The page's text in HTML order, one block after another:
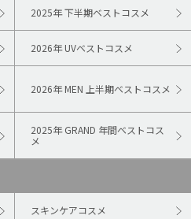
2025年 下半期ベストコスメ
2026年 UVベストコスメ
2026年 MEN 上半期ベストコスメ
2025年 GRAND 年間ベストコス
メ
スキンケアコスメ